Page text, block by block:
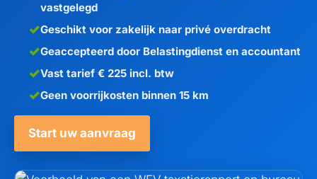
vastgelegd
Geschikt voor zakelijk naar privé overdracht
Geaccepteerd door Belastingdienst en accountant
Vast tarief € 225 incl. btw
Geen voorrijkosten binnen 15 km
Start uw aanvraag